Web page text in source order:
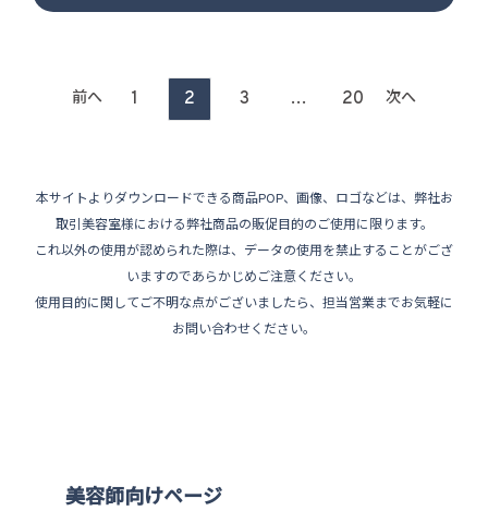
ペ
ー
前へ 1 2 3 … 20 次へ
本サイトよりダウンロードできる商品POP、画像、ロゴなどは、弊社お
取引美容室様における弊社商品の販促目的のご使用に限ります。
これ以外の使用が認められた際は、データの使用を禁止することがござ
いますのであらかじめご注意ください。
使用目的に関してご不明な点がございましたら、担当営業までお気軽に
お問い合わせください。
美容師向けページ